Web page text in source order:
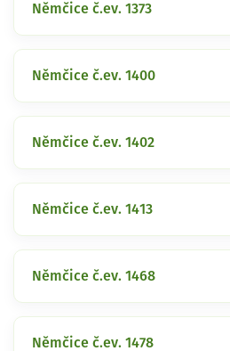
Němčice č.ev. 1373
Němčice č.ev. 1400
Němčice č.ev. 1402
Němčice č.ev. 1413
Němčice č.ev. 1468
Němčice č.ev. 1478